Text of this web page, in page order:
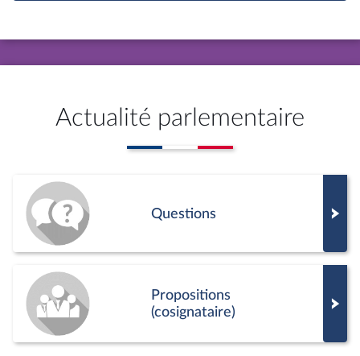
Actualité parlementaire
Questions
Propositions
(cosignataire)